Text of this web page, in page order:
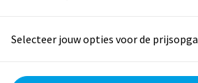
Selecteer jouw opties voor de